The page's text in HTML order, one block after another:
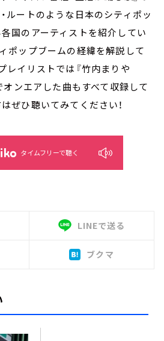
ルートのような日本のシティポッ
国のアーティストを紹介してい
ポップブームの経緯を解説して
レイリストでは『竹内まりや
ンエアした曲もすべて収録して
ぜひ聴いてみてください！
タイムフリーで聴く
LINEで送る
ブクマ